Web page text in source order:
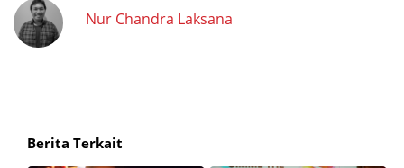
Nur Chandra Laksana
Berita Terkait